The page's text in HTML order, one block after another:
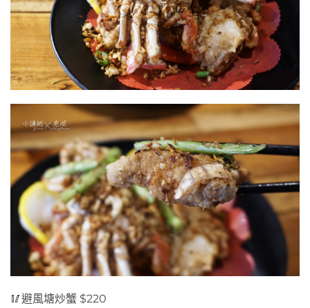
🥢避風塘炒蟹 $220